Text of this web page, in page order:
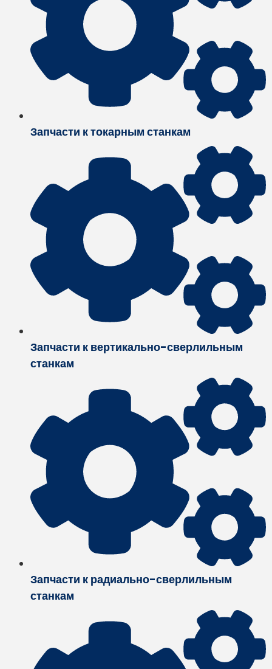
Запчасти к токарным станкам
Запчасти к вертикально-сверлильным
станкам
Запчасти к радиально-сверлильным
станкам